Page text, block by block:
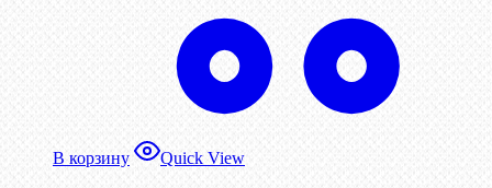
В корзину Quick View